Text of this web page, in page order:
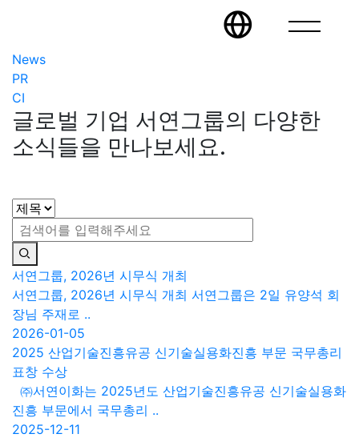
News
PR
CI
글로벌 기업 서연그룹의 다양한
소식들을 만나보세요.
서연그룹, 2026년 시무식 개최
서연그룹, 2026년 시무식 개최 서연그룹은 2일 유양석 회
장님 주재로 ..
2026-01-05
2025 산업기술진흥유공 신기술실용화진흥 부문 국무총리
표창 수상
㈜서연이화는 2025년도 산업기술진흥유공 신기술실용화
진흥 부문에서 국무총리 ..
2025-12-11